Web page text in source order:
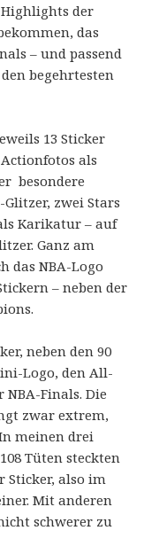
der
das
– und passend
begehrtesten
13 Sticker
als
besondere
zwei Stars
Karikatur – auf
Ganz am
das NBA-Logo
– neben der
neben den 90
Logo, den All-
NBA-Finals. Die
zwar extrem,
meinen drei
Tüten steckten
Sticker, also im
Mit anderen
schwerer zu